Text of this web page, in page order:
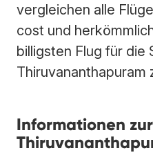
vergleichen alle
cost und
billigsten Flug für die
Thiruvananthapuram
Informationen